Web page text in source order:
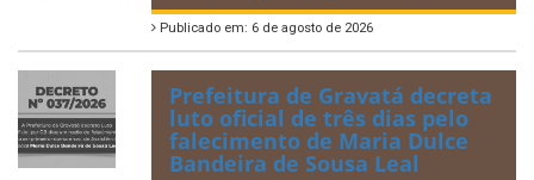
Publicado em: 6 de agosto de 2026
Prefeitura de Gravatá decreta
luto oficial de três dias pelo
falecimento de Maria Dulce
Bandeira de Sousa Leal